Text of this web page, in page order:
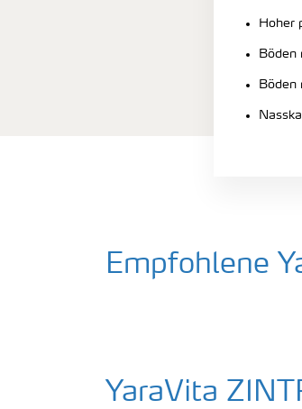
Hoher
Böden
Böden
Empfohlene
YaraVita